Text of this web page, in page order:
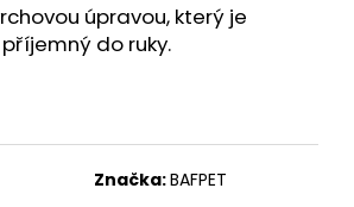
úpravou, který je
do ruky.
Značka:BAFPET
Následující